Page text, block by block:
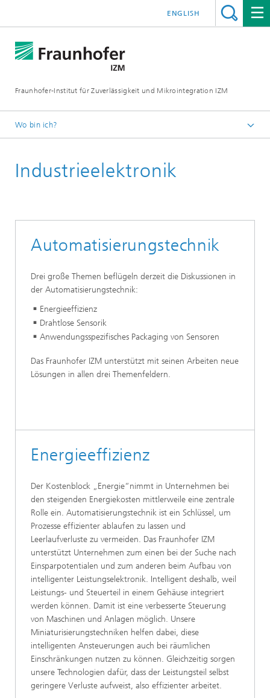
Fraunhofer-Institut für Zuverlässigkeit und Mikrointegration IZM
ENGLISH
Wo bin ich?
Geschäftsfelder
Industrieelektronik
Automatisierungstechnik
Drei große Themen beflügeln derzeit die Diskussionen in
der Automatisierungstechnik:
Energieeffizienz
Drahtlose Sensorik
Anwendungsspezifisches Packaging von Sensoren
Das Fraunhofer IZM unterstützt mit seinen Arbeiten neue
Lösungen in allen drei Themenfeldern.
Energieeffizienz
Der Kostenblock „Energie“nimmt in Unternehmen bei
den steigenden Energiekosten mittlerweile eine zentrale
Rolle ein. Automatisierungstechnik ist ein Schlüssel, um
Prozesse effizienter ablaufen zu lassen und
Leerlaufverluste zu vermeiden. Das Fraunhofer IZM
unterstützt Unternehmen zum einen bei der Suche nach
Einsparpotentialen und zum anderen beim Aufbau von
intelligenter Leistungselektronik. Intelligent deshalb, weil
Leistungs- und Steuerteil in einem Gehäuse integriert
werden können. Damit ist eine verbesserte Steuerung
von Maschinen und Anlagen möglich. Unsere
Miniaturisierungstechniken helfen dabei, diese
intelligenten Ansteuerungen auch bei räumlichen
Einschränkungen nutzen zu können. Gleichzeitig sorgen
unsere Technologien dafür, dass der Leistungsteil selbst
geringere Verluste aufweist, also effizienter arbeitet.